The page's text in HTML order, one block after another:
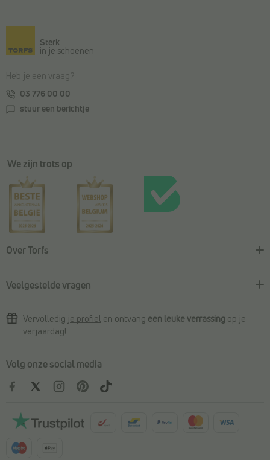
Sterk
in je schoenen
Heb je een vraag?
03 776 00 00
stuur een berichtje
We zijn trots op
Over Torfs
Veelgestelde vragen
Vervolledig je profiel en ontvang een leuke verrassing op je
verjaardag!
Volg onze social media